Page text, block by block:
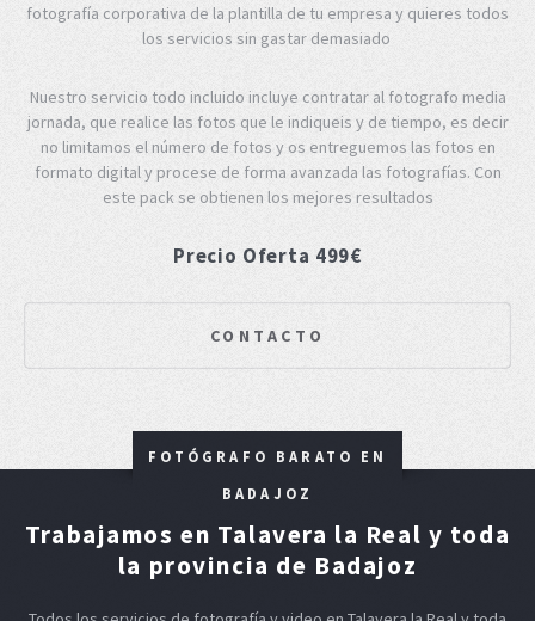
fotografía corporativa de la plantilla de tu empresa y quieres todos
los servicios sin gastar demasiado
Nuestro servicio todo incluido incluye contratar al fotografo media
jornada, que realice las fotos que le indiqueis y de tiempo, es decir
no limitamos el número de fotos y os entreguemos las fotos en
formato digital y procese de forma avanzada las fotografías. Con
este pack se obtienen los mejores resultados
Precio Oferta 499€
CONTACTO
FOTÓGRAFO BARATO EN
BADAJOZ
Trabajamos en Talavera la Real y toda
la provincia de Badajoz